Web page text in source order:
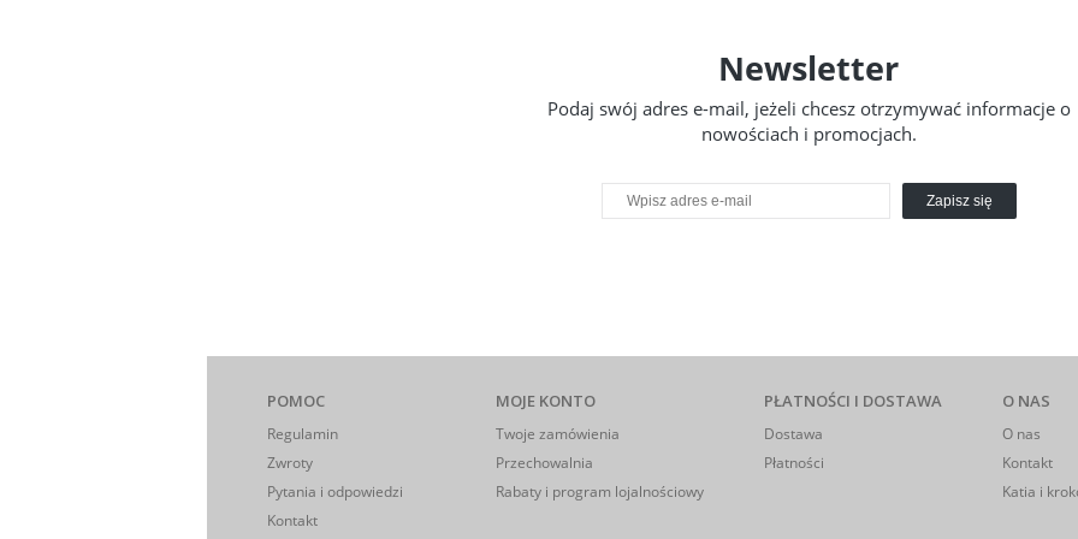
Newsletter
Podaj swój adres e-mail, jeżeli chcesz otrzymywać informacje o
nowościach i promocjach.
Zapisz się
POMOC
Regulamin
Zwroty
Pytania i odpowiedzi
Kontakt
MOJE KONTO
Twoje zamówienia
Przechowalnia
Rabaty i program lojalnościowy
PŁATNOŚCI I DOSTAWA
Dostawa
Płatności
O NAS
O nas
Kontakt
Katia i